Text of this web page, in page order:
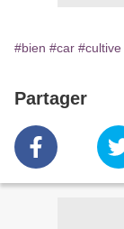
#bien #car #cultive
Partager